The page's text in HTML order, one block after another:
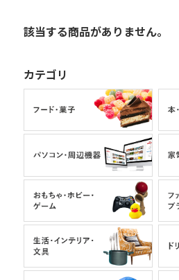
該当する商品がありません。
カテゴリ